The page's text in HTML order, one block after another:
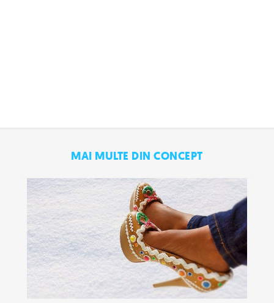
MAI MULTE DIN CONCEPT